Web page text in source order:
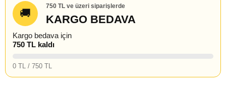
🚚
750 TL ve üzeri siparişlerde
KARGO BEDAVA
Kargo bedava için
750 TL kaldı
0 TL / 750 TL